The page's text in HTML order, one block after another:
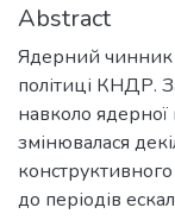
Abstract
Ядерний чинник
політиці КНДР.
навколо ядерної
змінювалася
до періодів